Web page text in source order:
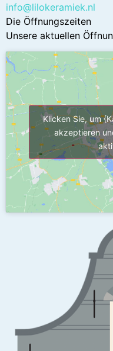
info@lilokeramiek.nl
Die Öffnungszeiten
Unsere aktuellen
Klicken Sie, um
akzeptieren